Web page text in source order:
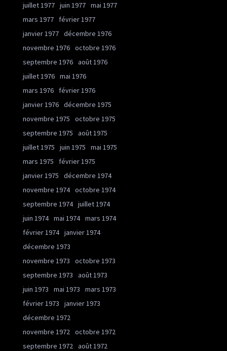
juillet 1977 juin 1977 mai 1977
mars 1977
février 1977
janvier 1977 décembre 1976
novembre 1976 octobre 1976
septembre 1976 août 1976
juillet 1976 mai 1976
mars 1976
février 1976
janvier 1976 décembre 1975
novembre 1975
octobre 1975
septembre 1975
août 1975
juillet 1975
juin 1975
mai 1975
mars 1975
février 1975
janvier 1975
décembre 1974
novembre 1974 octobre 1974
septembre 1974 juillet 1974
juin 1974 mai 1974 mars 1974
février 1974 janvier 1974
décembre 1973
novembre 1973
octobre 1973
septembre 1973
août 1973
juin 1973
mai 1973
mars 1973
février 1973
janvier 1973
décembre 1972
novembre 1972 octobre 1972
septembre 1972 août 1972